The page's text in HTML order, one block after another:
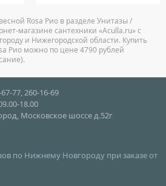
Rosa Рио в разделе Унитазы /
магазине сантехники «Aculla.ru» с
и Нижегородской области. Купить
Рио можно по цене 4790 рублей
77, 260-16-69
18.00
Московское шоссе д.52г
по Нижнему Новгороду при заказе от